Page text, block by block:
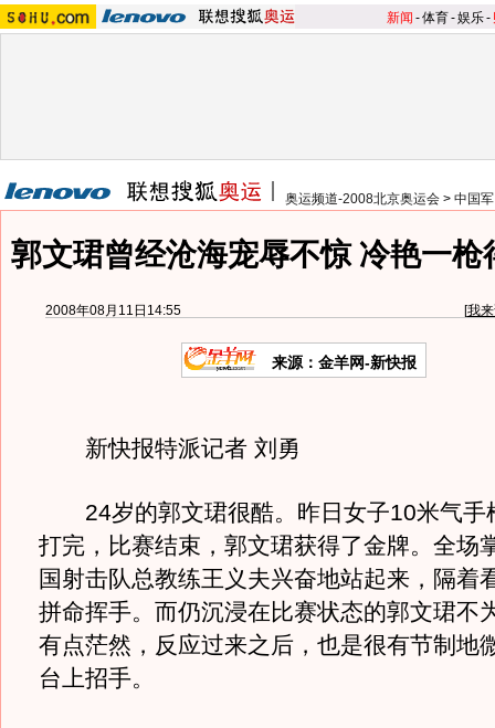
新闻 -体育-娱乐-
奥运频道-2008北京奥运会 > 中国
郭文珺曾经沧海宠辱不惊 冷艳一枪
2008年08月11日14:55 [我
来源：金羊网-新快报
新快报特派记者 刘勇
24岁的郭文珺很酷。昨日女子10米气手
打完，比赛结束，郭文珺获得了金牌。全场
国射击队总教练王义夫兴奋地站起来，隔着
拼命挥手。而仍沉浸在比赛状态的郭文珺不
有点茫然，反应过来之后，也是很有节制地
台上招手。